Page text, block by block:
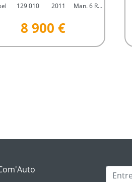
129 010 2011 Man. 6 Rap.
8 900 €
Adresse mail